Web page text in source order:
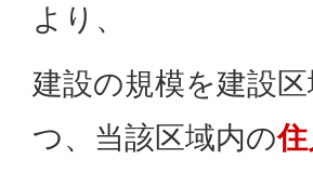
より、
建設の規模を建設
つ、当該区域内の